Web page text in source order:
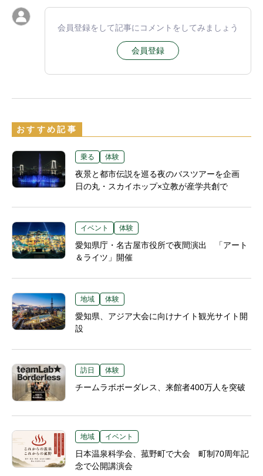
会員登録をして記事にコメントをしてみましょう
会員登録
おすすめ記事
乗る 体験
夜景と都市伝説を巡る夜のバスツアーを企画
日の丸・スカイホップ×立教が産学共創で
イベント 体験
愛知県庁・名古屋市役所で夜間演出 「アート
＆ライツ」開催
地域 体験
愛知県、アジア大会に向けナイト観光サイト開
設
訪日 体験
チームラボボーダレス、来館者400万人を突破
地域 イベント
日本温泉科学会、菰野町で大会 町制70周年記
念で公開講演会